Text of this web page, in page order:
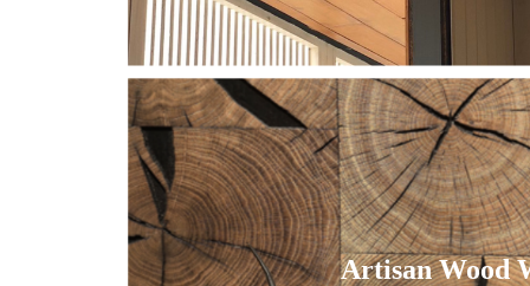
Artisan Wood
Artisan Wood